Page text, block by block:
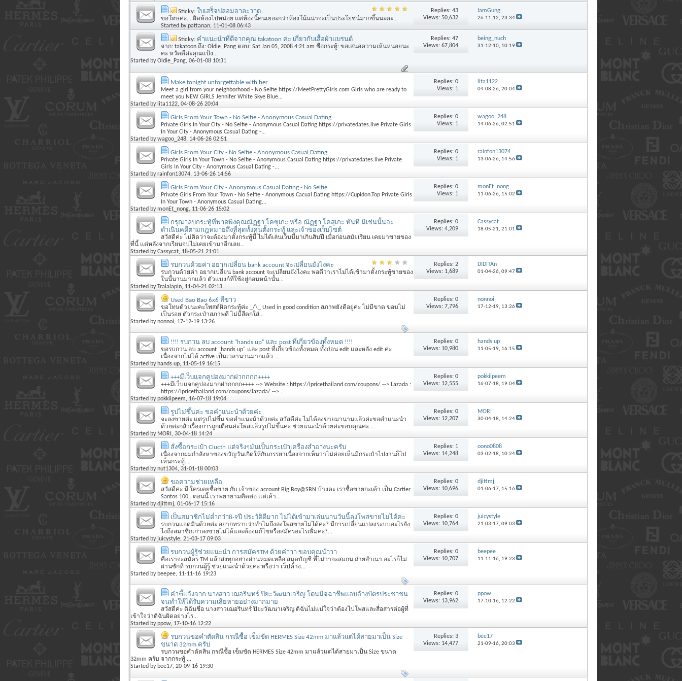
Sticky: ใบเสร็จปลอมอาละวาด
ขอโทษค่ะ....ผิดห้องไปหน่อย แต่ห้องนี้คนเยอะกว่าห้องโน้นน่าจะเป็นประโยชน์มากขึ้นนะคะ...
Started bypattanan, 11-01-08 06:43
Replies: 43
Views: 50,632
IamGung
26-11-12, 23:34
Sticky: คำแนะนำที่ดีจากคุณ takatoon ค่ะ เกี่ยวกับเสื้อผ้าแบรนด์
จาก: takatoon ถึง: Oldie_Pang ตอบ: Sat Jan 05, 2008 4:21 am ชื่อกระทู้: ขอเสนอความเห้นหน่อยนะ
คะ หวัดดีค่ะคุณแป้ง...
Started byOldie_Pang, 06-01-08 10:31
Replies: 47
Views: 67,804
being_nuch
31-12-10, 10:19
Make tonight unforgettable with her
Meet a girl from your neighborhood - No Selfie https://MeetPrettyGirls.com Girls who are ready to
meet you NEW GIRLS Jennifer White Skye Blue...
Started by lita1122, 04-08-26 20:04
Replies: 0
Views: 1
lita1122
04-08-26, 20:04
Girls From Your Town - No Selfie - Anonymous Casual Dating
Private Girls In Your City - No Selfie - Anonymous Casual Dating https://privatedates.live Private Girls
In Your City - Anonymous Casual Dating -...
Started bywagoo_248, 14-06-26 02:51
Replies: 0
Views: 1
wagoo_248
14-06-26, 02:51
Girls From Your City - No Selfie - Anonymous Casual Dating
Private Girls In Your Town - No Selfie - Anonymous Casual Dating https://privatedates.live Private
Girls In Your City - Anonymous Casual Dating -...
Started byrainfon13074, 13-06-26 14:56
Replies: 0
Views: 1
rainfon13074
13-06-26, 14:56
Girls From Your City - Anonymous Casual Dating - No Selfie
Private Girls From Your Town - No Selfie - Anonymous Cacual Dating https://Cupidon.Top Private Girls
In Your Town - Anonymous Casual Dating...
Started bymonEt_nong, 11-06-26 15:02
Replies: 0
Views: 1
monEt_nong
11-06-26, 15:02
กรุณาลบกระทู้ที่พาดพิงคุณณัฏฐา โคซุเกะ หรือ ณัฏฐา โคสุเกะ ทันที มิเช่นนั้นจะ
ดำเนินคดีตามกฎหมายถึงที่สุดทั้งคนตั้งกระทู้ และเจ้าของเว็บไซต์
สวัสดีค่ะ ไม่คิดว่าจะต้องมาตั้งกระทู้นี้ ไม่ได้เล่นเว็บนี้มาเกินสิบปี เมื่อก่อนสมัยเรียน เคยมาขายของ
ที่นี้ แต่หลังจากเรียนจบไม่เคยเข้ามาอีกเลย...
Started byCassycat, 18-05-21 21:01
Replies: 0
Views: 4,209
Cassycat
18-05-21, 21:01
รบกวนด้วยค่า อยากเปลี่ยน bank account จะเปลี่ยนยังไงคะ
รบกวนด้วยค่า อยากเปลี่ยน bank account จะเปลี่ยนยังไงคะ พอดีว่าเราไม่ได้เข้ามาตั้งกระทู้ขายของ
ในนี้นานมากแล้ว ตัวแบงก์ที่ใช้อยู่ก่อนหน้านั้น...
Started byTralalapin, 11-04-21 02:13
Replies: 2
Views: 1,689
DIDITAn
01-04-26, 09:47
Used Bao Bao 6x6 สีขาว
ขอโทษด้วยนะคะโพสต์ผิดกระทู้ค่ะ _/\_ Used in good condition สภาพยังดีอยู่ค่ะ ไม่มีขาด ขอบไม่
เป็นรอย ตัวกระเป๋าสภาพดี ไม่มีสีตกใส่...
Started bynonnoi, 17-12-19 13:26
Replies: 0
Views: 7,796
nonnoi
17-12-19, 13:26
!!!! รบกวน ลบ account "hands up" และ post ที่เกี่ยวข้องทั้งหมด !!!!
ขอรบกวน ลบ account "hands up" และ post ที่เกี่ยวข้องทั้งหมด ทั้งก่อน edit และหลัง edit ค่ะ
เนื่องจากไม่ได้ active เป็นเวลานานมากแล้ว ...
Started by hands up, 11-05-19 16:15
Replies: 0
Views: 10,980
hands up
11-05-19, 16:15
+++มีเว็บแจกคูปองมากฝากกกก++++
+++มีเว็บแจกคูปองมากฝากกกก++++ --> Website : https://ipricethailand.com/coupons/ --> Lazada :
https://ipricethailand.com/coupons/lazada/ -->...
Started bypokkiipeem, 16-07-18 19:04
Replies: 0
Views: 12,555
pokkiipeem
16-07-18, 19:04
รูปไม่ขึ้นค่ะ ขอคำแนะนำด้วยค่ะ
จะลงขายค่ะ แต่รูปไม่ขึ้น ขอคำแนะนำด้วยค่ะ สวัสดีค่ะ ไม่ได้ลงขายมานานแล้วค่ะขอคำแนะนำ
ด้วยค่ะกลัวเรื่องการถูกเตือนค่ะโพสแล้วรูปไม่ขึ้นค่ะ ช่วยแนะนำด้วยค่ะขอบคุณค่ะ ...
Started by MORI , 30-04-18 14:24
Replies: 0
Views: 12,207
MORI
30-04-18, 14:24
สั่งซื้อกระเป๋า Clucth แต่จริงๆมันเป็นกระเป๋าเครื่องสำอางนะครับ
เนื่องจากผมกำลังหาของขวัญวันเกิดให้กับภรรยาเนื่องจากเห็นว่าไม่ค่อยเห็นมีกระเป๋าไปงานก็ไป
เห็นกระทู้...
Started bynut1304, 31-01-18 00:03
Replies: 1
Views: 14,248
oono0808
03-02-18, 10:24
ขอความช่วยเหลือ
สวัสดีค่ะ มี ใครเคยซื้อขาย กับ เจ้าของ account Big Boy@SBN บ้างคะ เราซื้อขายกะเค้า เป็น Cartier
Santos 100.. ตอนนี้ เราพยายามติดต่อ เเต่เค้า...
Started bydjittmj, 01-06-17 15:16
Replies: 0
Views: 10,696
djittmj
01-06-17, 15:16
เป็นสมาชิกไม่ต่ำกว่า8-9ปี ประวัติดีมาก ไม่ได้เข้ามาเล่นนานวันนี้ลงโพสขายไม่ได้ค่ะ
รบกวนแอดมินด้วยค่ะ อยากทราบว่าทำไมถึงลงโพสขายไม่ได้คะ? มีการเปลี่ยนแปลงระบบอะไรยัง
ไงถึงสมาชิกเก่าลงขายไม่ได้และต้องแก้ไขหรือสมัครอะไรเพิ่มคะ?...
Started by juicystyle, 21-03-17 09:03
Replies: 0
Views: 10,764
juicystyle
21-03-17, 09:03
รบกวนผู้รู้ช่วยแนะนำ การสมัครTM ด้วยค่าาา ขอบคุณน้าาา
คือเราจะสมัคร TM แล้วส่งทุกอย่างผ่านหมดเหลือ สมุดบัญชี ที่ไม่ว่าจะสแกน ถ่ายสำเนา อะไรก็ไม่
ผ่านซักที รบกวนผู้รู้ ช่วยแนะนำด้วยค่ะ หรือว่า เว็ปค้าง...
Started by beepee, 11-11-16 19:23
Replies: 0
Views: 10,707
beepee
11-11-16, 19:23
คำฃี้แจ้งจาก นางสาว เฌอรินทร์ ปิยะวัฒนาเจริญ โดนมิจฉาชีพแอบอ้างบัตรประชาชน
จนทำให้ได้รับความเสียหายอย่างมากมาย
สวัสดีค่ะ ดิฉันชื่อ นางสาวเฌอรินทร์ ปิยะวัฒนาเจริญ ดิฉันไม่แน่ใจว่าต้องไปโพสและสื่อสารต่อผู้ที่
เข้าใจว่าดิฉันผิดอย่างไร...
Started byppow, 17-10-16 12:22
Replies: 0
Views: 13,962
ppow
17-10-16, 12:22
รบกวนขอคำตัดสิน กรณีซื้อ เข็มขัด HERMES Size 42mm มาแล้วแต่ได้สายมาเป็น Size
ขนาด 32mm ครับ
รบกวนขอคำตัดสิน กรณีซื้อ เข็มขัด HERMES Size 42mm มาแล้วแต่ได้สายมาเป็น Size ขนาด
32mm ครับ จากกระทู้ ...
Started by bee17, 20-09-16 19:30
Replies: 3
Views: 14,477
bee17
21-09-16, 20:03